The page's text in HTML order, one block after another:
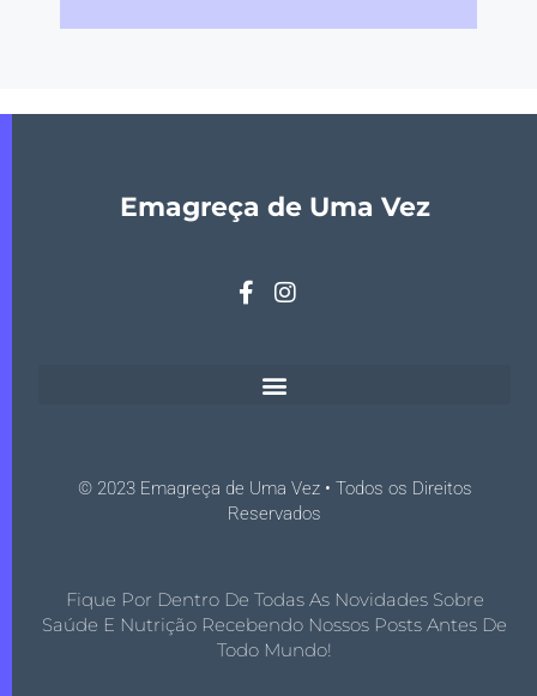
Emagreça de Uma Vez
© 2023 Emagreça de Uma Vez • Todos os Direitos
Reservados
Fique Por Dentro De Todas As Novidades Sobre
Saúde E Nutrição Recebendo Nossos Posts Antes De
Todo Mundo!